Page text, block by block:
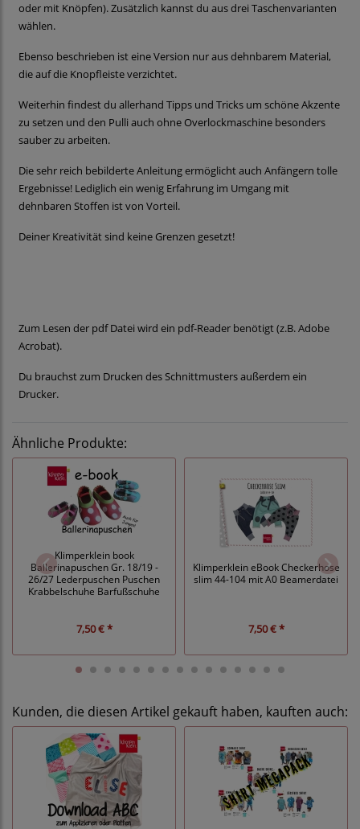
oder mit Knöpfen). Zusätzlich kannst du aus drei Taschenvarianten
wählen.
Ebenso beschrieben ist eine Version nur aus dehnbarem Material,
die auf die Knopfleiste verzichtet.
Weiterhin findest du allerhand Tipps und Tricks um schöne Akzente
zu setzen und den Pulli auch ohne Overlockmaschine besonders
sauber zu arbeiten.
Die sehr reich bebilderte Anleitung ermöglicht auch Anfängern tolle
Ergebnisse! Lediglich ein wenig Erfahrung im Umgang mit
dehnbaren Stoffen ist von Vorteil.
Deiner Kreativität sind keine Grenzen gesetzt!
Zum Lesen der pdf Datei wird ein pdf-Reader benötigt (z.B. Adobe
Acrobat).
Du brauchst zum Drucken des Schnittmusters außerdem ein
Drucker.
Ähnliche Produkte:
Klimperklein book
Ballerinapuschen Gr. 18/19 -
26/27 Lederpuschen Puschen
Krabbelschuhe Barfußschuhe
7,50 € *
Klimperklein eBook Checkerhose
slim 44-104 mit A0 Beamerdatei
7,50 € *
Kunden, die diesen Artikel gekauft haben, kauften auch: